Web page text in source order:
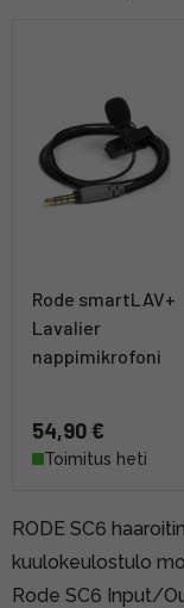
Rode smartLAV+
Lavalier
nappimikrofoni
54,90 €
Toimitus heti
RODE SC6
kuulokeulostulo
Rode SC6 Input/